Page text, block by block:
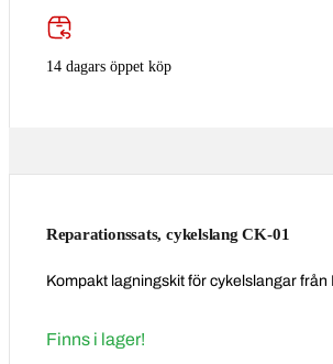
Reparationssats, cykelslang CK-01
Kompakt lagningskit för cykelslangar
Finns i lager!
14 dagars öppet köp